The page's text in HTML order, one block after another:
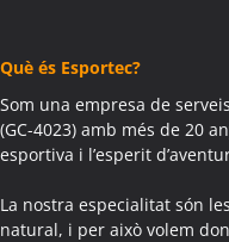
Colònies Escolars
Activitats Teambuilding
Activitats Família Amics
Colònies Escolars
Activitats Teambuilding
Activitats Família Amics
Què és Esportec?
Som una empresa de
(GC-4023) amb més de 20
esportiva i l’esperit
La nostra especialitat són
natural, i per això volem